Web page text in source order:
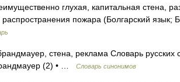
глухая, капитальная стена,
пожара (Болгарский
стена, реклама Словарь русских
(2) • …
Словарь синонимов